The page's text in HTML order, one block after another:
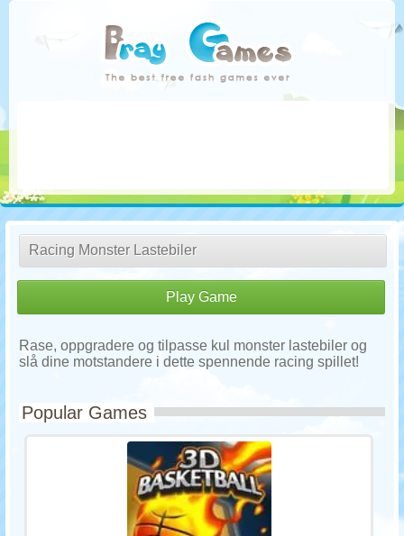
Racing Monster Lastebiler
Play Game
Rase, oppgradere og tilpasse kul monster lastebiler og
slå dine motstandere i dette spennende racing spillet!
Popular Games